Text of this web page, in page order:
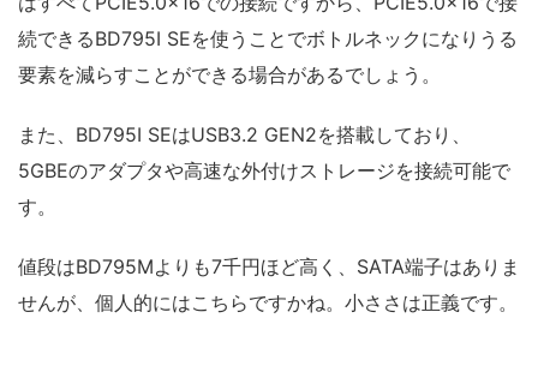
続できるBD795I SEを使うことでボトルネックになりうる
要素を減らすことができる場合があるでしょう。
また、BD795I SEはUSB3.2 GEN2を搭載しており、
5GBEのアダプタや高速な外付けストレージを接続可能で
す。
値段はBD795Mよりも7千円ほど高く、SATA端子はありま
せんが、個人的にはこちらですかね。小ささは正義です。